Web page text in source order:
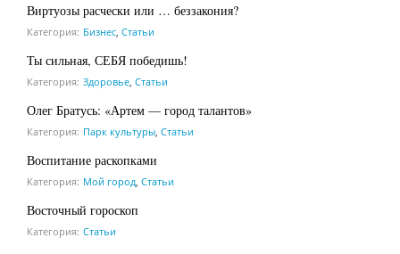
Виртуозы расчески или … беззакония?
Категория: Бизнес Статьи
Ты сильная, СЕБЯ победишь!
Категория: Здоровье Статьи
Олег Братусь: «Артем — город талантов»
Категория: Парк культуры Статьи
Воспитание раскопками
Категория: Мой город Статьи
Восточный гороскоп
Категория: Статьи